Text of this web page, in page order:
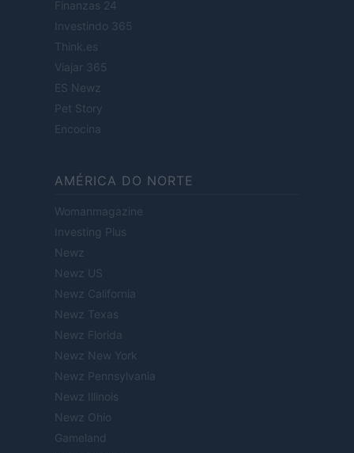
Finanzas 24
Investindo 365
Think.es
Viajar 365
ES Newz
Pet Story
Encocina
AMÉRICA DO NORTE
Womanmagazine
Investing Plus
Newz
Newz US
Newz California
Newz Texas
Newz Florida
Newz New York
Newz Pennsylvania
Newz Illinois
Newz Ohio
Gameland